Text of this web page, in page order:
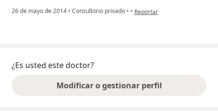
26 de mayo de 2014 • Consultorio privado • • en opinión del usuario
Reportar
¿Es usted este doctor?
Modificar o gestionar perfil